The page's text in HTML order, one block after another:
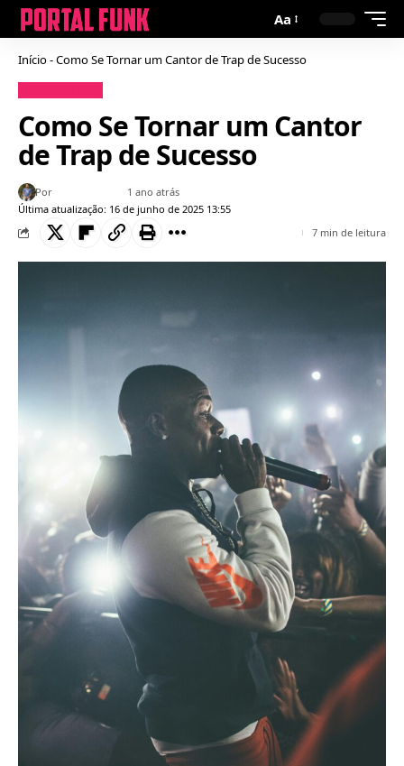
Aa
Início-Como Se Tornar um Cantor de Trap de Sucesso
Como Se Tornar um Cantor
de Trap de Sucesso
Última atualização: 16 de junho de 2025 13:55
Por 1 ano atrás
7 min de leitura